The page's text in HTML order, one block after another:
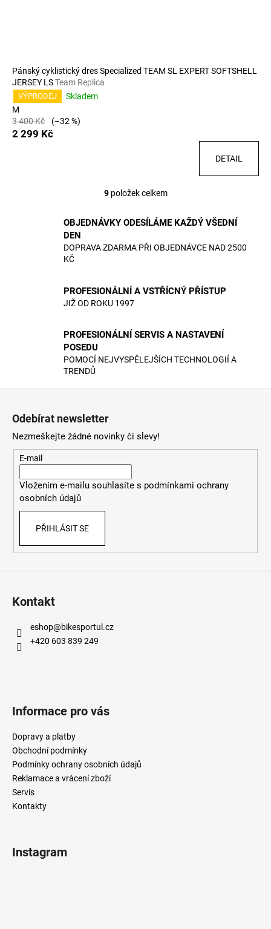
Pánský cyklistický dres Specialized TEAM SL EXPERT SOFTSHELL
JERSEY LSTeam Replica
VÝPRODEJ
Skladem
M
3 400 Kč
(–32 %)
2 299 Kč
DETAIL
O
l
d
í
v
y
ý
u
9položek celkem
OBJEDNÁVKY ODESÍLÁME KAŽDÝ VŠEDNÍ
DEN
DOPRAVA ZDARMA PŘI OBJEDNÁVCE NAD 2500
KČ
PROFESIONÁLNÍ A VSTŘÍCNÝ PŘÍSTUP
JIŽ OD ROKU 1997
PROFESIONÁLNÍ SERVIS A NASTAVENÍ
POSEDU
POMOCÍ NEJVYSPĚLEJŠÍCH TECHNOLOGIÍ A
TRENDŮ
Odebírat newsletter
Nezmeškejte žádné novinky či slevy!
E-mail
Vložením e-mailu souhlasíte s podmínkami ochrany
osobních údajů
PŘIHLÁSIT SE
Kontakt
eshop@bikesportul.cz
+420 603 839 249
Informace pro vás
Dopravy a platby
Obchodní podmínky
Podmínky ochrany osobních údajů
Reklamace a vrácení zboží
Servis
Kontakty
Instagram